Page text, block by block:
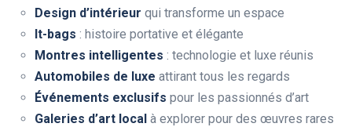
Design d’intérieur qui transforme un espace
It-bags : histoire portative et élégante
Montres intelligentes : technologie et luxe réunis
Automobiles de luxe attirant tous les regards
Événements exclusifs pour les passionnés d’art
Galeries d’art local à explorer pour des œuvres rares